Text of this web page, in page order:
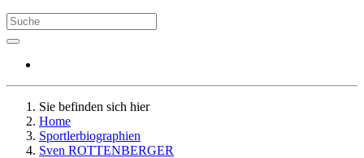
Sie befinden sich hier
Home
Sportlerbiographien
Sven ROTTENBERGER